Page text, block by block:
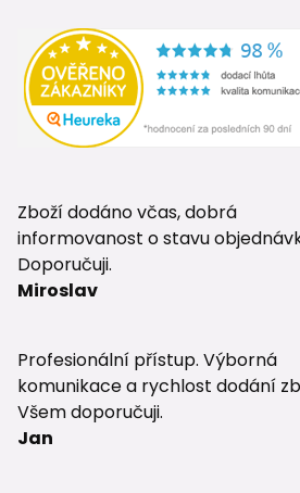
Zboží dodáno včas, dobrá
informovanost o stavu
Doporučuji.
Miroslav
Profesionální přístup. Výborná
komunikace a rychlost dodání
Všem doporučuji.
Jan